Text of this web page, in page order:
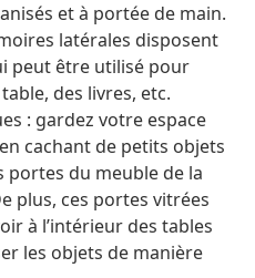
et à portée de main.
latérales disposent
peut être utilisé pour
des livres, etc.
: gardez votre espace
cachant de petits objets
portes du meuble de la
plus, ces portes vitrées
à l’intérieur des tables
les objets de manière